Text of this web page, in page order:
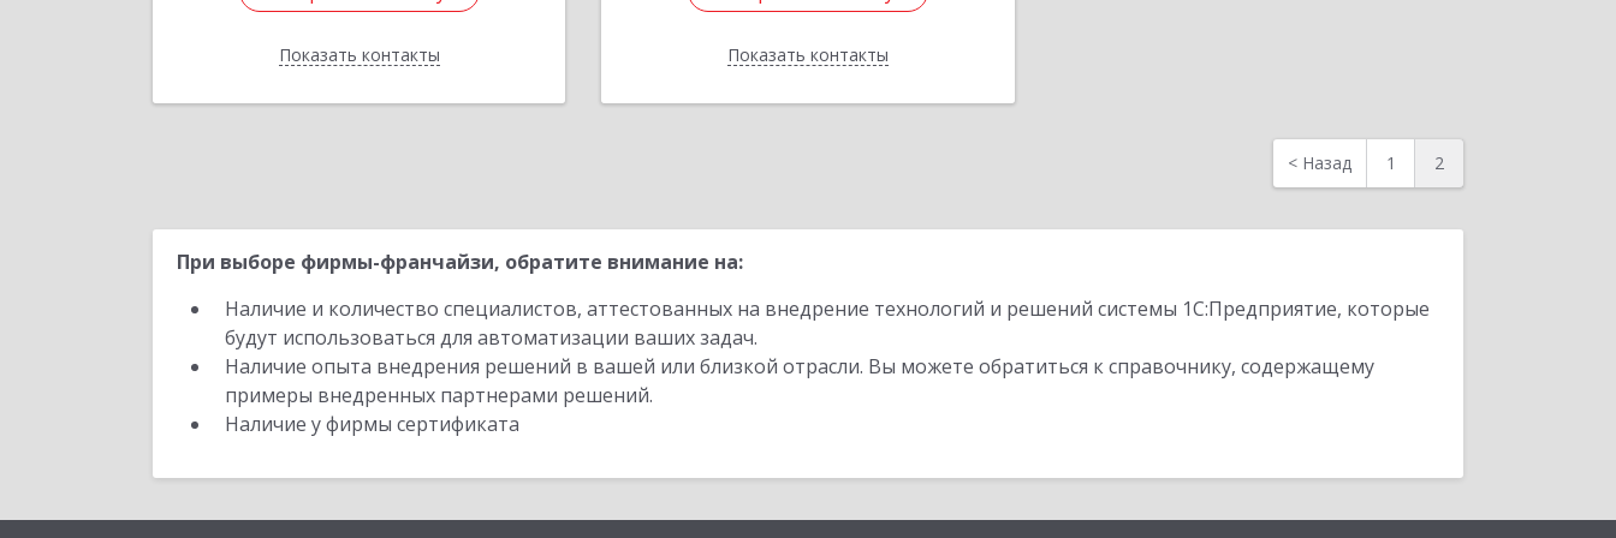
Показать контакты
Назад Показать контакты
Назад
< Назад 1 2
При выборе фирмы-франчайзи, обратите внимание на:
Наличие и количество специалистов, аттестованных на внедрение технологий и решений системы 1С:Предприятие, которые
будут использоваться для автоматизации ваших задач.
Наличие опыта внедрения решений в вашей или близкой отрасли. Вы можете обратиться к справочнику, содержащему
примеры внедренных партнерами решений.
Наличие у фирмы сертификата